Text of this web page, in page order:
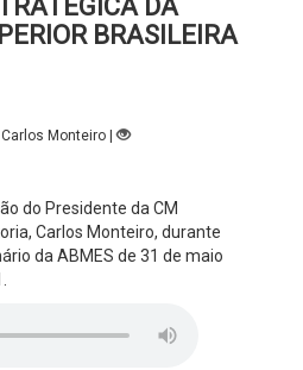
DA
BRASILEIRA
Carlos Monteiro |
do Presidente da CM
Carlos Monteiro, durante
da ABMES de 31 de maio